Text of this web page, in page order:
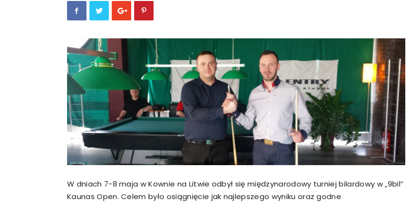
MOSiR
Kętrzyn
W dniach 7-­8 maja w Kownie na Litwie odbył się międzynarodowy turniej bilardowy w „9­bil”
Kaunas Open. Celem było osiągnięcie jak najlepszego wyniku oraz godne